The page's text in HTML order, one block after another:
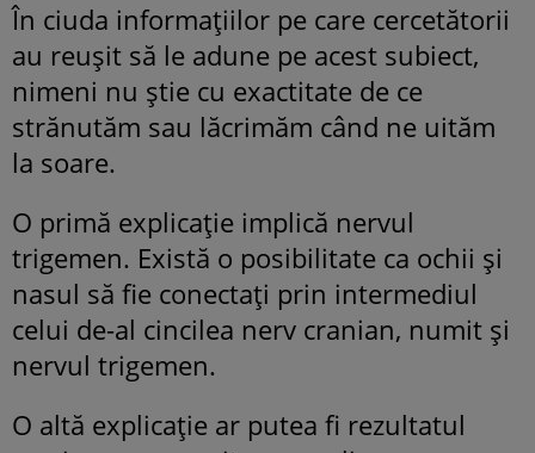
În ciuda informațiilor pe care cercetătorii
au reușit să le adune pe acest subiect,
nimeni nu știe cu exactitate de ce
strănutăm sau lăcrimăm când ne uităm
la soare.
O primă explicație implică nervul
trigemen. Există o posibilitate ca ochii și
nasul să fie conectați prin intermediul
celui de-al cincilea nerv cranian, numit și
nervul trigemen.
O altă explicație ar putea fi rezultatul